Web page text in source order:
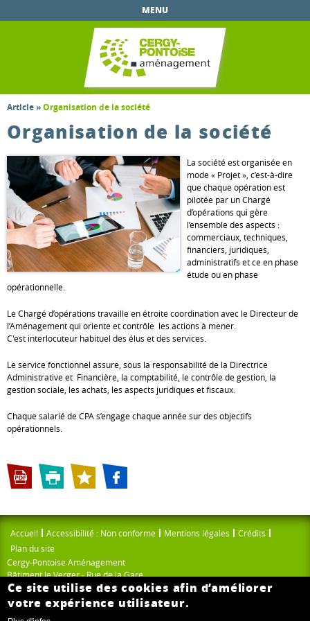
Aller au
contenu
MENU
Article»Organisation de la société
Organisation de la société
La société est organisée en
mode « Projet », c’est-à-dire
que chaque opération est
pilotée par un Chargé
d’opérations qui gère
l’ensemble des aspects :
commerciaux, techniques,
financiers, juridiques,
administratifs et ce en phase
étude ou en phase
opérationnelle.
Le Chargé d’opérations travaille en étroite coordination avec le Directeur de
l’Aménagement qui oriente et contrôle les actions à mener.
C'est interlocuteur habituel des élus et des services.
Le service fonctionnel assure, sous la responsabilité de la Directrice
Administrative et Financière, la comptabilité, le contrôle de gestion, la
gestion sociale, les achats, les aspects juridiques et fiscaux.
Chaque salarié de CPA s’engage chaque année sur des objectifs
opérationnels.
Accueil Accessibilité : Non conforme Mentions légales
Crédits
Plan du site
Cergy-Pontoise Aménagement
Bâtiment le Verger - Rue de la Gare
95015 Cergy
Tél : 01 34 20 19 70
Fax : 01 34 20 19 89
Ce site utilise des cookies afin d’améliorer
votre expérience utilisateur.